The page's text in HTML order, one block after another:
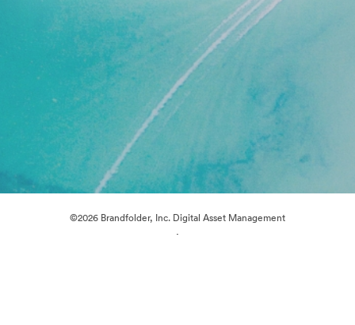
©2026 Brandfolder, Inc. Digital Asset Management
·